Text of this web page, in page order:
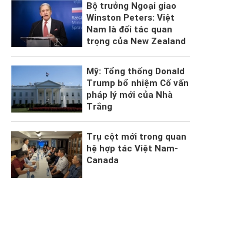
Bộ trưởng Ngoại giao
Winston Peters: Việt
Nam là đối tác quan
trọng của New Zealand
Mỹ: Tổng thống Donald
Trump bổ nhiệm Cố vấn
pháp lý mới của Nhà
Trắng
Trụ cột mới trong quan
hệ hợp tác Việt Nam-
Canada